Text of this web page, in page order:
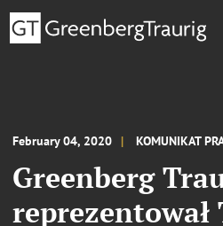
February 04, 2020 KOMUNIKAT
Greenberg